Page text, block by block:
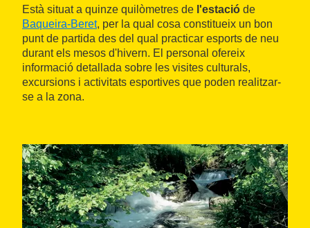
Està situat a quinze quilòmetres de l'estació de
Baqueira-Beret, per la qual cosa constitueix un bon
punt de partida des del qual practicar esports de neu
durant els mesos d'hivern. El personal ofereix
informació detallada sobre les visites culturals,
excursions i activitats esportives que poden realitzar-
se a la zona.